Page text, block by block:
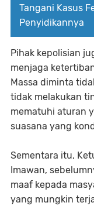
Tangani Kasus
Penyidikannya
Pihak kepolisian
menjaga
Massa diminta
tidak melakukan
mematuhi aturan
suasana yang
Sementara itu,
Imawan,
maaf kepada
yang mungkin